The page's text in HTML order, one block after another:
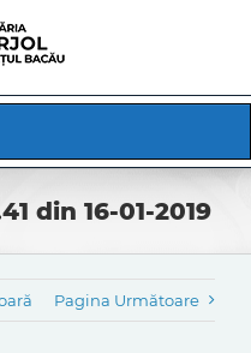
din 16-01-2019
Pagina Următoare